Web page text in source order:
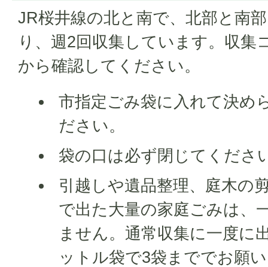
JR桜井線の北と南で、北部と南
り、週2回収集しています。収集
から確認してください。
市指定ごみ袋に入れて決め
ださい。
袋の口は必ず閉じてくださ
引越しや遺品整理、庭木の
で出た大量の家庭ごみは、
ません。通常収集に一度に
ットル袋で3袋まででお願